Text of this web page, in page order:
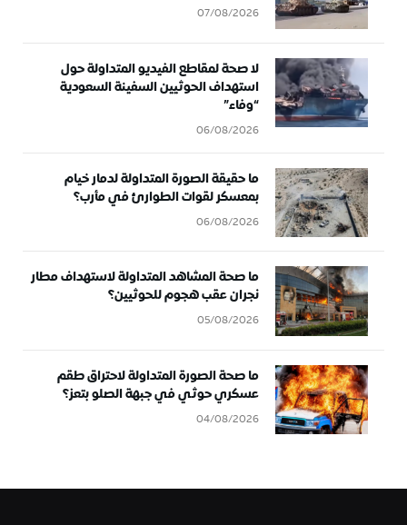
07/08/2026
لا صحة لمقاطع الفيديو المتداولة حول
استهداف الحوثيين السفينة السعودية
“وفاء”
06/08/2026
ما حقيقة الصورة المتداولة لدمار خيام
بمعسكر لقوات الطوارئ في مأرب؟
06/08/2026
ما صحة المشاهد المتداولة لاستهداف مطار
نجران عقب هجوم للحوثيين؟
05/08/2026
ما صحة الصورة المتداولة لاحتراق طقم
عسكري حوثي في جبهة الصلو بتعز؟
04/08/2026